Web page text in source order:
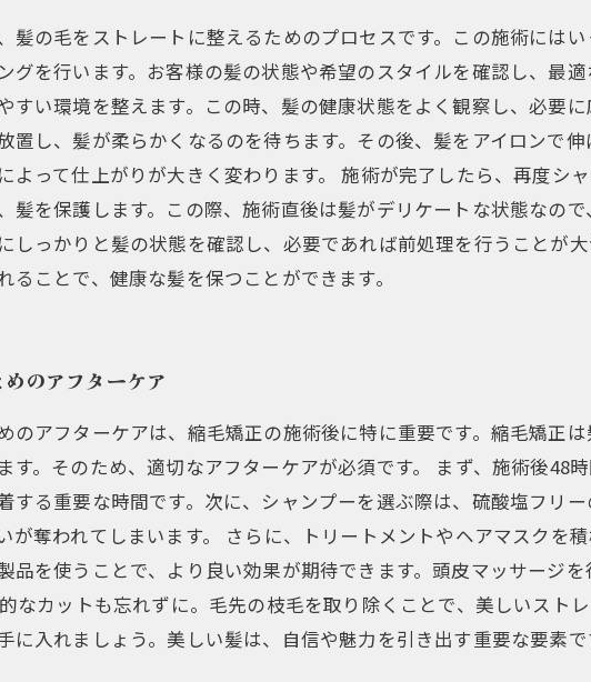
髪の毛をストレートに整えるためのプロセスです。この施術には
グを行います。お客様の髪の状態や希望のスタイルを確認し、最
すい環境を整えます。この時、髪の健康状態をよく観察し、必要
置し、髪が柔らかくなるのを待ちます。その後、髪をアイロンで
よって仕上がりが大きく変わります。 施術が完了したら、再度シ
髪を保護します。この際、施術直後は髪がデリケートな状態なの
しっかりと髪の状態を確認し、必要であれば前処理を行うことが
ることで、健康な髪を保つことができます。
のアフターケア
のアフターケアは、縮毛矯正の施術後に特に重要です。縮毛矯正
す。そのため、適切なアフターケアが必須です。 まず、施術後48
する重要な時間です。次に、シャンプーを選ぶ際は、硫酸塩フリ
が奪われてしまいます。 さらに、トリートメントやヘアマスクを
品を使うことで、より良い効果が期待できます。頭皮マッサージ
なカットも忘れずに。毛先の枝毛を取り除くことで、美しいスト
に入れましょう。美しい髪は、自信や魅力を引き出す重要な要素で